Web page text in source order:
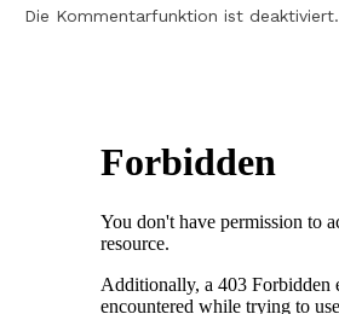
Die Kommentarfunktion ist deaktiviert.